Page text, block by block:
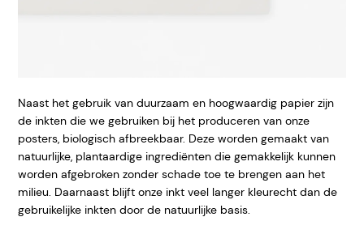
Naast het gebruik van duurzaam en hoogwaardig papier zijn
de inkten die we gebruiken bij het produceren van onze
posters, biologisch afbreekbaar. Deze worden gemaakt van
natuurlijke, plantaardige ingrediënten die gemakkelijk kunnen
worden afgebroken zonder schade toe te brengen aan het
milieu. Daarnaast blijft onze inkt veel langer kleurecht dan de
gebruikelijke inkten door de natuurlijke basis.